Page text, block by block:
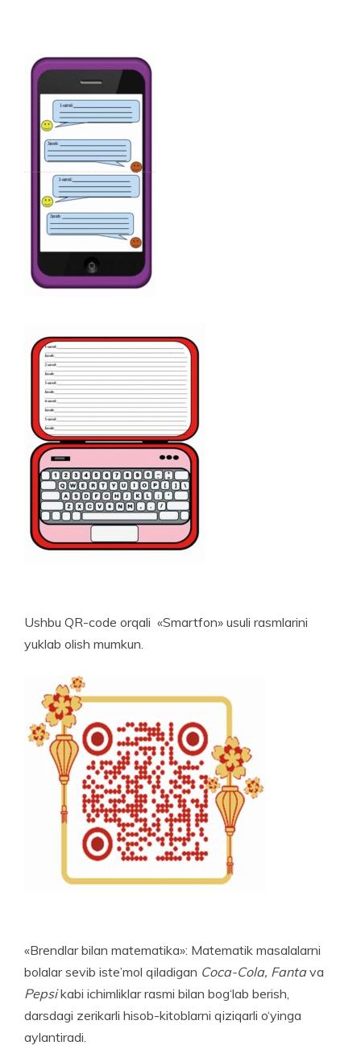
Ushbu QR-code orqali «Smartfon» usuli rasmlarini
yuklab olish mumkun.
«Brendlar bilan matematika»: Matematik masalalarni
bolalar sevib iste’mol qiladigan Coca-Cola, Fantava
Pepsikabi ichimliklar rasmi bilan bog‘lab be­rish,
darsdagi zerikarli hisob-kitoblarni qiziqarli o‘yinga
aylantiradi.